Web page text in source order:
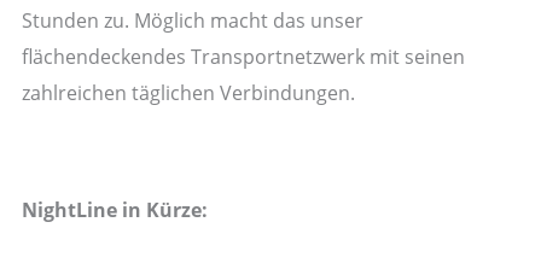
Stunden zu. Möglich macht das unser
flächendeckendes Transportnetzwerk mit seinen
zahlreichen täglichen Verbindungen.
NightLine in Kürze: